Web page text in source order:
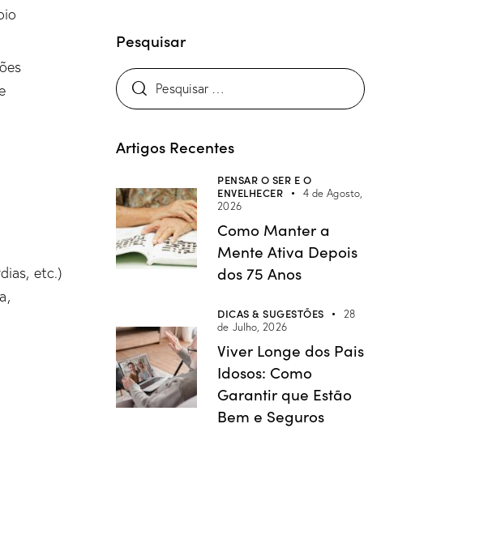
etc.)
Pesquisar
Artigos Recentes
PENSAR O SER E O
ENVELHECER
4 de Agosto,
2026
Como Manter a
Mente Ativa Depois
dos 75 Anos
DICAS & SUGESTÕES
28
de Julho, 2026
Viver Longe dos Pais
Idosos: Como
Garantir que Estão
Bem e Seguros